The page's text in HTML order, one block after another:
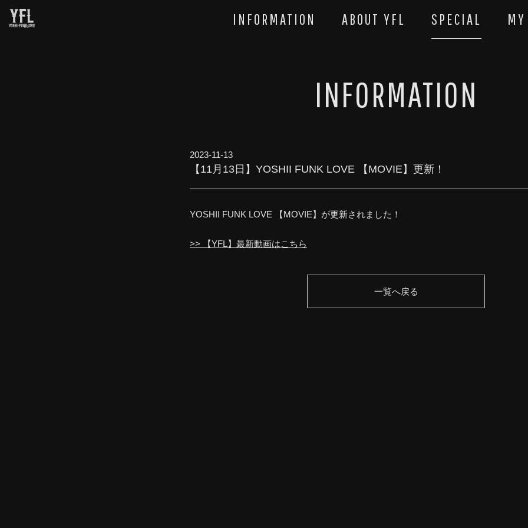
INFORMATION ABOUT YFL SPECIAL
INFORMATION
2023-11-13
【11月13日】YOSHII FUNK LOVE 【MOVIE】更新！
YOSHII FUNK LOVE 【MOVIE】が更新されました！
>> 【YFL】最新動画はこちら
一覧へ戻る